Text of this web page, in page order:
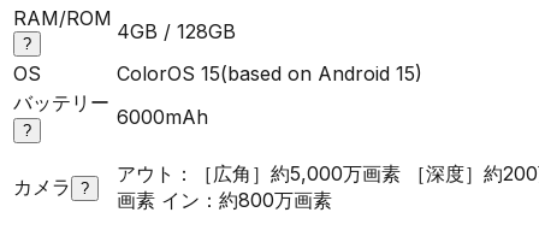
RAM/ROM
?
4GB / 128GB
OS
ColorOS 15(based on Android 15)
バッテリー
?
6000mAh
カメラ ?
アウト：［広角］約5,000万画素 ［深度］約
画素 イン：約800万画素